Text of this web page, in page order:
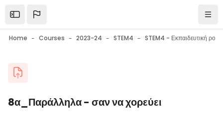
Open the sidebar
Home Courses 2023-24 STEM4
Blocks
8α_Παράλληλα - σαν να χορεύει